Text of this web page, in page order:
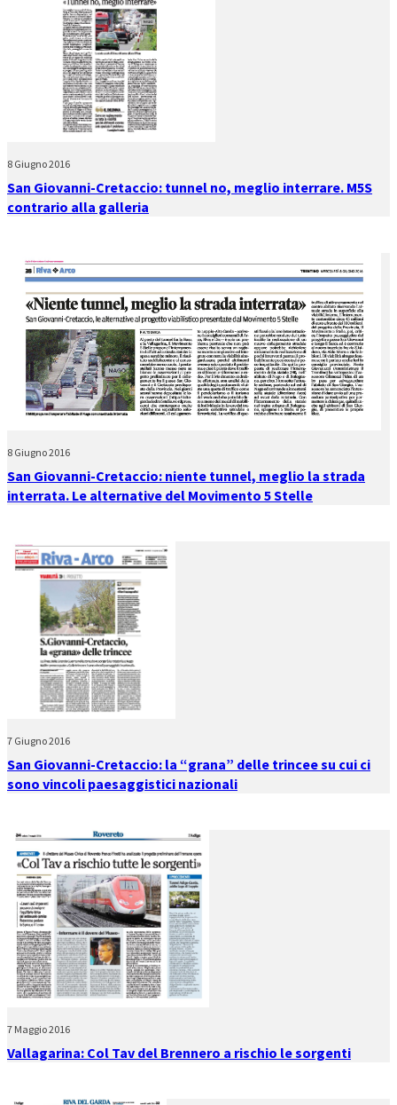
8 Giugno 2016
San Giovanni-Cretaccio: tunnel no, meglio interrare. M5S
contrario alla galleria
8 Giugno 2016
San Giovanni-Cretaccio: niente tunnel, meglio la strada
interrata. Le alternative del Movimento 5 Stelle
7 Giugno 2016
San Giovanni-Cretaccio: la “grana” delle trincee su cui ci
sono vincoli paesaggistici nazionali
7 Maggio 2016
Vallagarina: Col Tav del Brennero a rischio le sorgenti